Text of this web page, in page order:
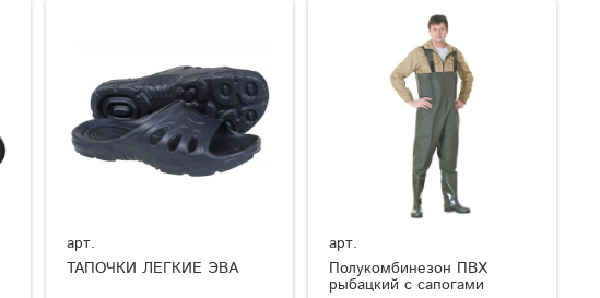
арт.
ТАПОЧКИ ЛЕГКИЕ ЭВА
арт.
Полукомбинезон ПВХ
рыбацкий с сапогами